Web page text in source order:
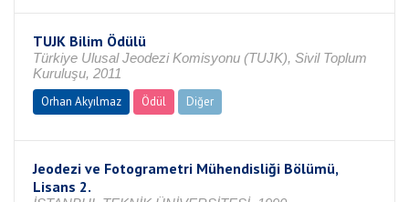
TUJK Bilim Ödülü
Türkiye Ulusal Jeodezi Komisyonu (TUJK), Sivil Toplum
Kuruluşu, 2011
Orhan Akyılmaz
Ödül Diğer
Jeodezi ve Fotogrametri Mühendisliği Bölümü,
Lisans 2.